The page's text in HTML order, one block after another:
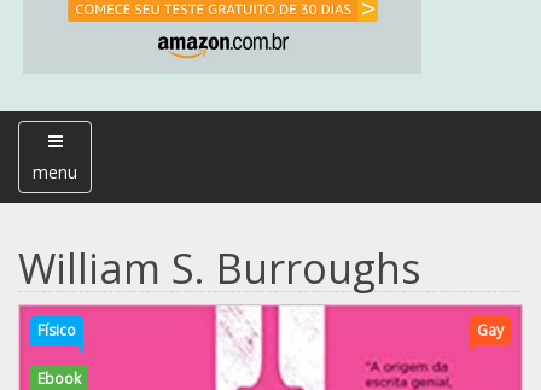
menu
William S. Burroughs
Físico
Ebook
Gay